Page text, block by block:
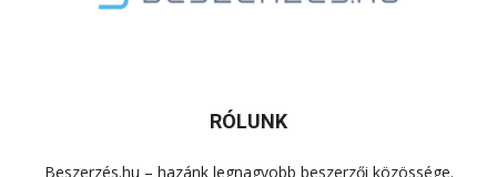
RÓLUNK
Beszerzés.hu – hazánk legnagyobb beszerzői közössége.